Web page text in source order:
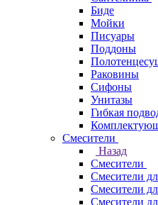
Биде
Мойки
Писуары
Поддоны
Раковины
Сифоны
Унитазы
Гибкая
Смесители
Назад
Смесители
Смесители
Смесители
Смесители